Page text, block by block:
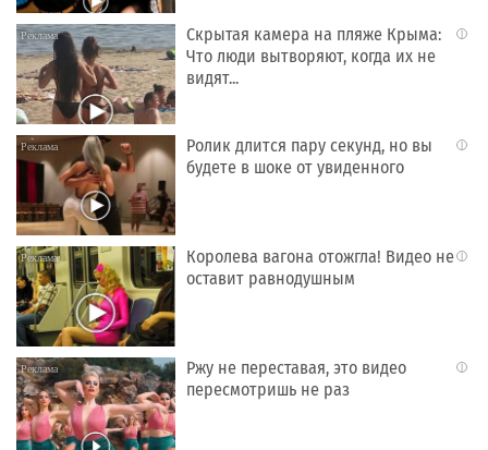
i
Скрытая камера на пляже Крыма:
Что люди вытворяют, когда их не
видят...
i
Ролик длится пару секунд, но вы
будете в шоке от увиденного
i
Королева вагона отожгла! Видео не
оставит равнодушным
i
Ржу не переставая, это видео
пересмотришь не раз